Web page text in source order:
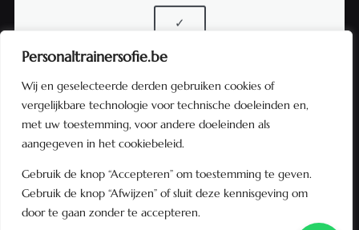
Personaltrainersofie.be
Wij en geselecteerde derden gebruiken cookies of
vergelijkbare technologie voor technische doeleinden en,
met uw toestemming, voor andere doeleinden als
aangegeven in het cookiebeleid.
Gebruik de knop “Accepteren” om toestemming te geven.
Gebruik de knop “Afwijzen” of sluit deze kennisgeving om
door te gaan zonder te accepteren.
✓